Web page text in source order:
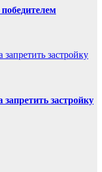
застройку